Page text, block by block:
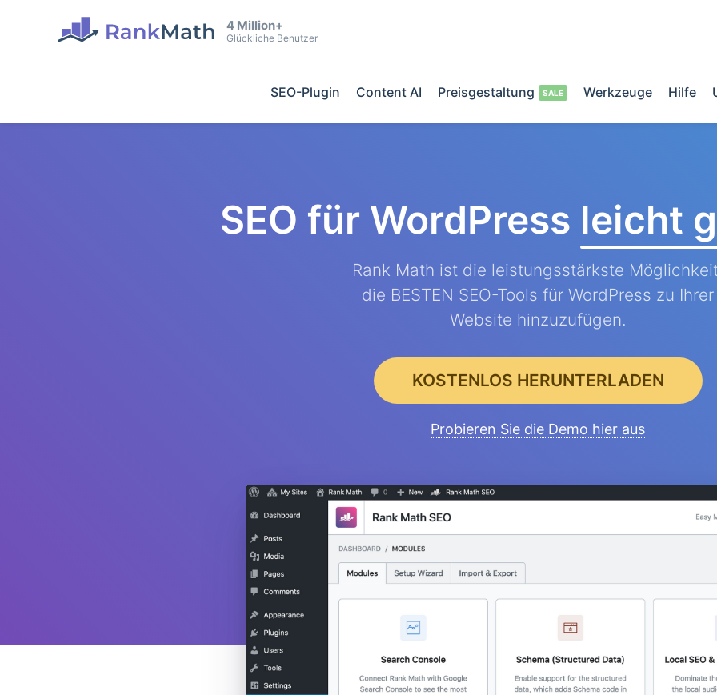
4 Million+
Glückliche Benutzer
SEO-Plugin Content AI Preisgestaltung Werkzeuge Hilfe
SEO für WordPress leicht
Rank Math ist die leistungsstärkste
die BESTEN SEO-Tools für WordPress zu Ihrer
Website hinzuzufügen.
KOSTENLOS HERUNTERLADEN
Probieren Sie die Demo hier aus